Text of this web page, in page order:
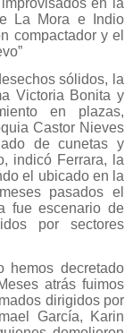
La Mora e Indio
compactador y el
sólidos, la
Victoria Bonita y
en plazas,
Castor Nieves
de cunetas y
indicó Ferrara, la
el ubicado en la
pasados el
fue escenario de
por sectores
decretado
atrás fuimos
dirigidos por
García, Karin